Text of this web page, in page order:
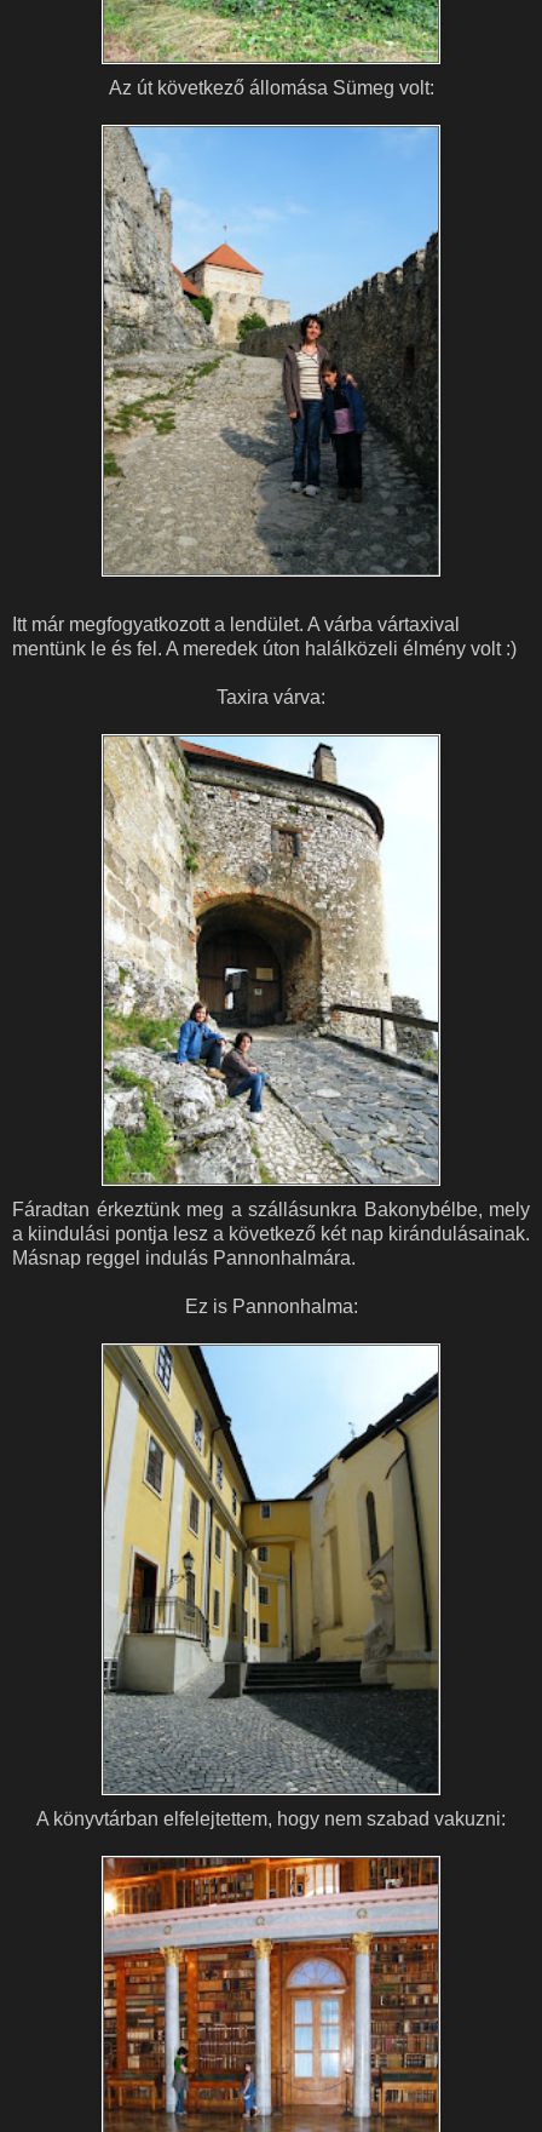
Az út következő állomása Sümeg volt:
Itt már megfogyatkozott a lendület. A várba vártaxival
mentünk le és fel. A meredek úton halálközeli élmény volt :)
Taxira várva:
Fáradtan érkeztünk meg a szállásunkra Bakonybélbe, mely
a kiindulási pontja lesz a következő két nap kirándulásainak.
Másnap reggel indulás Pannonhalmára.
Ez is Pannonhalma:
A könyvtárban elfelejtettem, hogy nem szabad vakuzni: